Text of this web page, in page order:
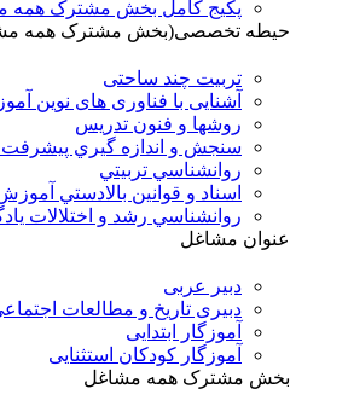
پکیج کامل بخش مشترک همه
حیطه تخصصی(بخش مشترک همه
تربیت چند ساحتی
آشنایی با فناوری های نوین
روشها و فنون تدريس
سنجش و اندازه گيري
روانشناسي تربيتي
اسناد و قوانين بالادستي
روانشناسي رشد و اختلالات
عنوان مشاغل
دبير عربی
دبیری تاریخ و مطالعات
آموزگار ابتدایی
آموزگار کودکان استثنایی
بخش مشترک همه مشاغل